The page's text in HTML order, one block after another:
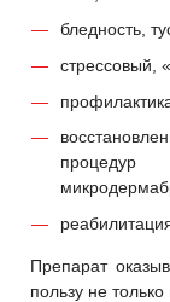
бледность,
стрессовый,
Препарат
пользу не